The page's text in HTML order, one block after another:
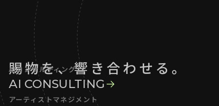
賜物を、響き合わせる。
AIコンサルティング
AI CONSULTING
アーティストマネジメント